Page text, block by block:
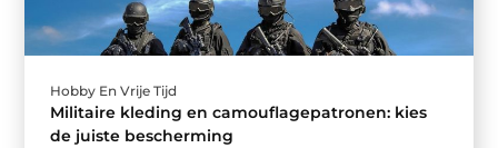
Hobby En Vrije Tijd
Militaire kleding en camouflagepatronen: kies
de juiste bescherming